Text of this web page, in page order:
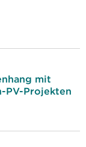
mit
PV-Projekten